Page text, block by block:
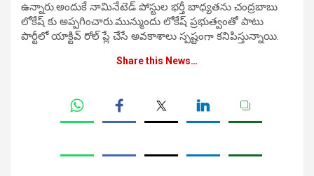
ఉన్నారు.అందుకే నామినేటెడ్ పోస్టుల భర్తీ బాధ్యతను చంద్రబాబు
లోకేష్ కు అప్పగించారు.మున్ముందు లోకేష్ ప్రభుత్వంతో పాటు
పార్టీలో యాక్టివ్ రోల్ ప్లే చేసే అవకాశాలు స్పష్టంగా కనిపిస్తున్నాయి.
Share this News…